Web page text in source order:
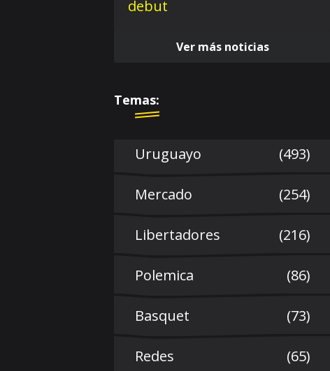
Ver más noticias
Temas:
Uruguayo (493)
Mercado (254)
Libertadores (216)
Polemica (86)
Basquet (73)
Redes (65)